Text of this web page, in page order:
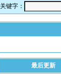
关键字：
最后更新